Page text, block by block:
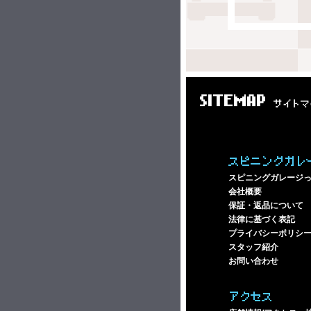
SITEMAP サイト
スピニングガレ
スピニングガレージ
会社概要
保証・返品について
法律に基づく表記
プライバシーポリシ
スタッフ紹介
お問い合わせ
アクセス